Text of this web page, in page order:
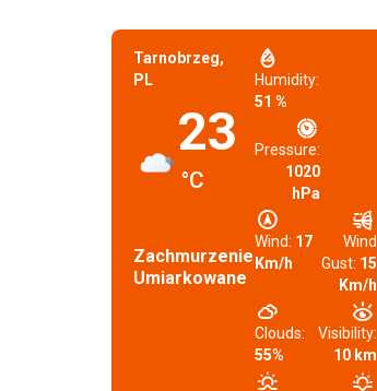
Tarnobrzeg,
PL
23
°C
Zachmurzenie
Umiarkowane
Humidity:
51 %
Pressure:
1020
hPa
Wind: 17
Km/h
Wind
Gust: 15
Km/h
Clouds:
55%
Visibility:
10 km